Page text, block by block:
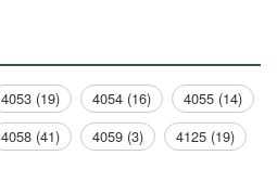
4053 (19) 4054 (16)
4055 (14)
4058 (41) 4059 (3)
4125 (19)